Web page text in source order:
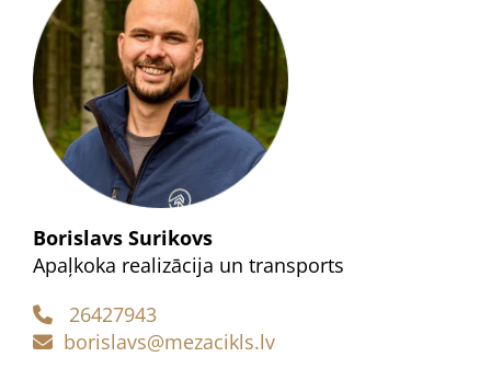
Borislavs Surikovs
Apaļkoka realizācija un transports
 26427943
 borislavs@mezacikls.lv